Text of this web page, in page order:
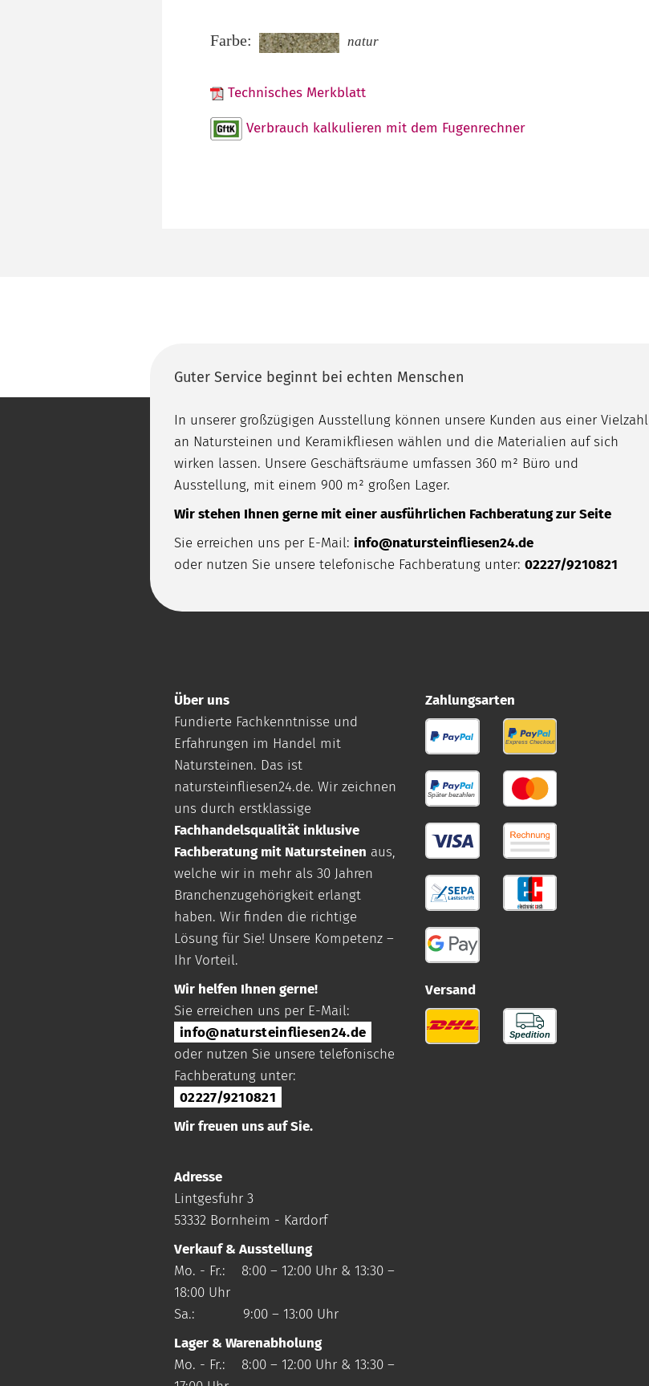
Farbe: natur
Technisches Merkblatt
Verbrauch kalkulieren mit dem Fugenrechner
Guter Service beginnt bei echten Menschen
In unserer großzügigen Ausstellung können unsere Kunden aus einer Vielzahl
an Natursteinen und Keramikfliesen wählen und die Materialien auf sich
wirken lassen. Unsere Geschäftsräume umfassen 360 m² Büro und
Ausstellung, mit einem 900 m² großen Lager.
Wir stehen Ihnen gerne mit einer ausführlichen Fachberatung zur Seite
Sie erreichen uns per E-Mail: info@natursteinfliesen24.de
oder nutzen Sie unsere telefonische Fachberatung unter: 02227/9210821
Über uns
Fundierte Fachkenntnisse und
Erfahrungen im Handel mit
Natursteinen. Das ist
natursteinfliesen24.de. Wir zeichnen
uns durch erstklassige
Fachhandelsqualität inklusive
Fachberatung mit Natursteinen aus,
welche wir in mehr als 30 Jahren
Branchenzugehörigkeit erlangt
haben. Wir finden die richtige
Lösung für Sie! Unsere Kompetenz –
Ihr Vorteil.
Wir helfen Ihnen gerne!
Sie erreichen uns per E-Mail:
info@natursteinfliesen24.de
oder nutzen Sie unsere telefonische
Fachberatung unter:
02227/9210821
Wir freuen uns auf Sie.
Adresse
Lintgesfuhr 3
53332 Bornheim - Kardorf
Verkauf & Ausstellung
Mo. - Fr.: 8:00 – 12:00 Uhr & 13:30 –
18:00 Uhr
Sa.: 9:00 – 13:00 Uhr
Lager & Warenabholung
Mo. - Fr.: 8:00 – 12:00 Uhr & 13:30 –
Zahlungsarten
Versand